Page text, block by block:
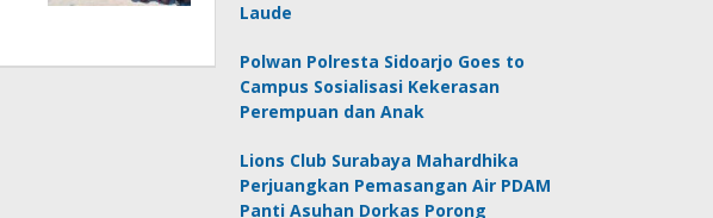
Laude
Polwan Polresta Sidoarjo Goes to
Campus Sosialisasi Kekerasan
Perempuan dan Anak
Lions Club Surabaya Mahardhika
Perjuangkan Pemasangan Air PDAM
Panti Asuhan Dorkas Porong